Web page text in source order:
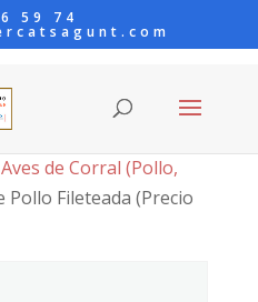
59 74
Aves de Corral (Pollo,
Pollo Fileteada (Precio